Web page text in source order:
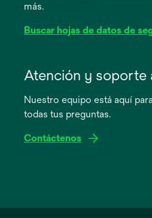
nuevamás.
Buscar hojas de datos de
abre
pestaña
Atención y soporte
Nuestro equipo está aquí
todas tus preguntas.
Contáctenos